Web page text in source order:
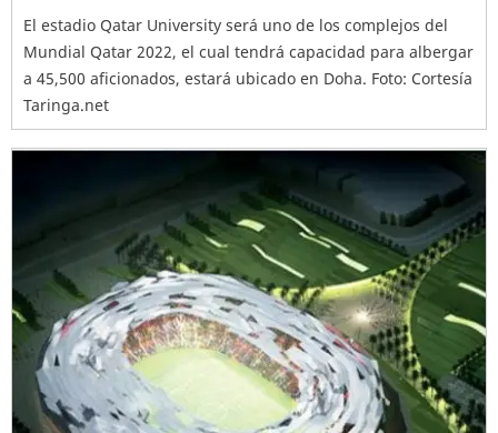
El estadio Qatar University será uno de los complejos del
Mundial Qatar 2022, el cual tendrá capacidad para albergar
a 45,500 aficionados, estará ubicado en Doha. Foto: Cortesía
Taringa.net